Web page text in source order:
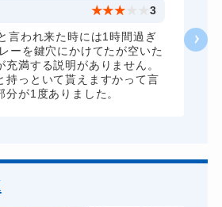
11,000円～(税込)
11,000円～(税込)
け 8,800円～(税込)
換
★★★ 3
言われ来た時には1時間過ぎ
ーを鍵穴にかけてたが空いた
充満する説明がありません。
持っといて貰えますかって言
分が1度ありました。